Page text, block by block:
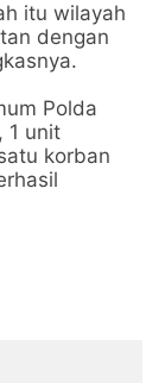
itu wilayah
dengan
Polda
1 unit
korban